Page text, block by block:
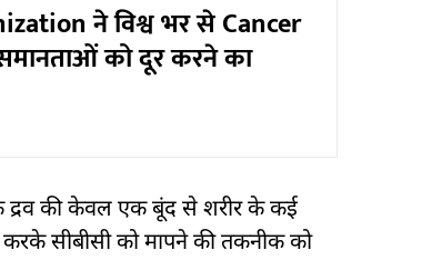
ने विश्व भर से Cancer
को दूर करने का
द्रव की केवल एक बूंद से शरीर के कई
करके सीबीसी को मापने की तकनीक को